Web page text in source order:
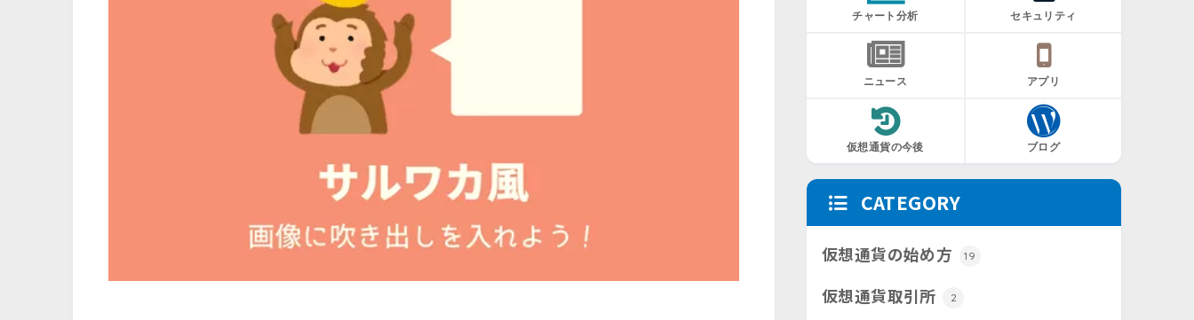
チャート分析 セキュリティ
ニュース アプリ
仮想通貨の今後 ブログ
CATEGORY
仮想通貨の始め方 19
仮想通貨取引所 2